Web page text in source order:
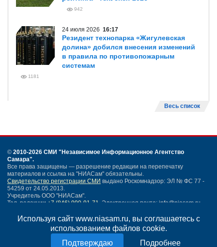
Используя сайт www.niasam.ru, вы соглашаетесь с
использованием файлов cookie.
Подробнее
942
24 июля 2026 16:17
Резидент технопарка «Жигулевская
долина» добился внесения изменений
в правила по противопожарным
системам
1181
Весь список
© 2010-2026 СМИ "Независимое Информационное Агентство
Самара".
Все права защищены — разрешение редакции на перепечатку
материалов и ссылка на "НИАСам" обязательны.
Свидетельство регистрации СМИ выдано Роскомнадзор: ЭЛ № ФС 77 -
54259 от 24.05.2013.
Учредитель ООО "НИАСам".
Тел. редакции +7 (846) 990-91-71. Электронная почта: info@niasam.ru
Написать письмо